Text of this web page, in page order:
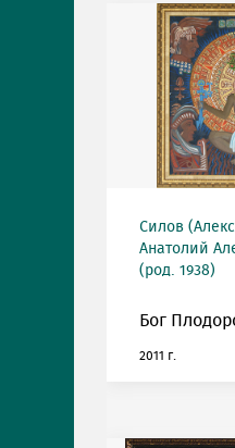
Силов
Анатолий
(род. 1938)
Бог
2011 г.